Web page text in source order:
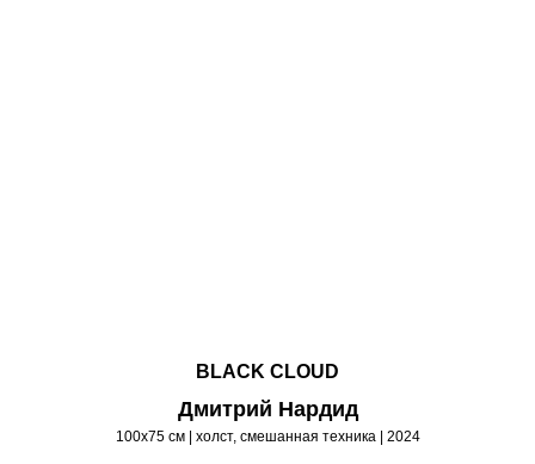
BLACK CLOUD
Дмитрий Нардид
100х75 см | холст, смешанная техника | 2024